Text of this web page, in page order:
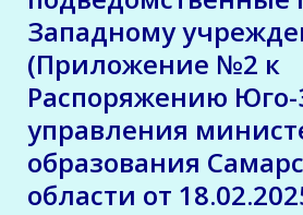
Западному
(Приложение №2 к
Распоряжению Юго-
управления
образования
области от